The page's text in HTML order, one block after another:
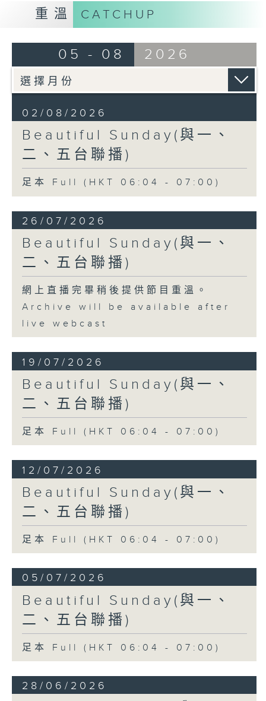
重溫 CATCHUP
05 - 08 2026
02/08/2026
Beautiful Sunday(與一、
二、五台聯播)
足本 Full (HKT 06:04 - 07:00)
26/07/2026
Beautiful Sunday(與一、
二、五台聯播)
網上直播完畢稍後提供節目重溫。
Archive will be available after
live webcast
19/07/2026
Beautiful Sunday(與一、
二、五台聯播)
足本 Full (HKT 06:04 - 07:00)
12/07/2026
Beautiful Sunday(與一、
二、五台聯播)
足本 Full (HKT 06:04 - 07:00)
05/07/2026
Beautiful Sunday(與一、
二、五台聯播)
足本 Full (HKT 06:04 - 07:00)
28/06/2026